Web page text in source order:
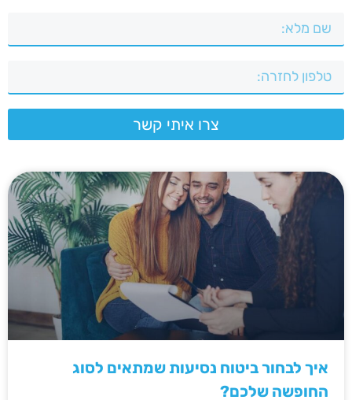
צרו איתי קשר
איך לבחור ביטוח נסיעות שמתאים לסוג
החופשה שלכם?